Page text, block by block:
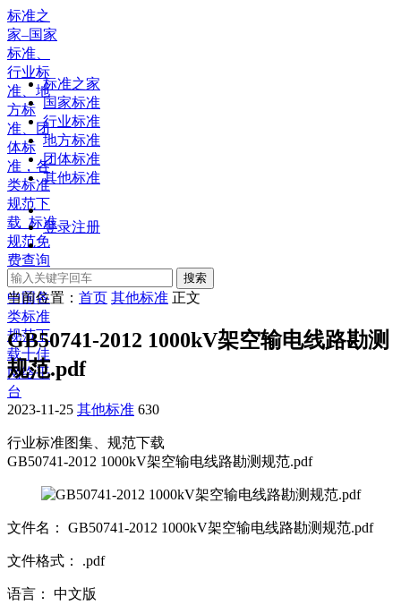
标准之
家–国家
标准、
行业标
准、地
方标
准、团
体标
准，各
类标准
规范下
载_标准
规范免
费查询
下载，
中国各
类标准
规范下
载十佳
网络平
台
标准之家
国家标准
行业标准
地方标准
团体标准
其他标准
登录注册
搜索
当前位置： 首页 其他标准 正文
GB50741-2012 1000kV架空输电线路勘测
规范.pdf
2023-11-25 其他标准 630
行业标准图集、规范下载
GB50741-2012 1000kV架空输电线路勘测规范.pdf
文件名： GB50741-2012 1000kV架空输电线路勘测规范.pdf
文件格式： .pdf
语言： 中文版